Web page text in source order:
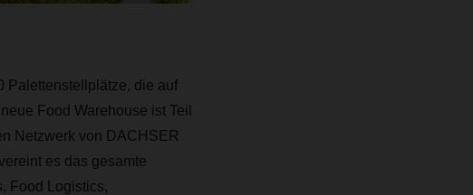
Palettenstellplätze, die auf
Food Warehouse ist Teil
Netzwerk von DACHSER
es das gesamte
Food Logistics,